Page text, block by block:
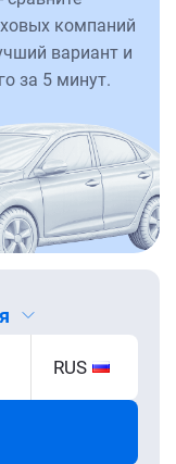
компаний
вариант и
за 5 минут.
RUS